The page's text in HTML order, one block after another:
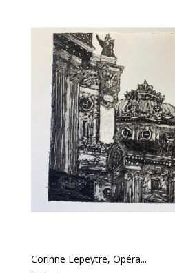
Corinne Lepeytre, Opéra...